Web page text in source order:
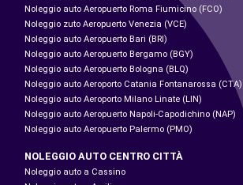
Noleggio auto Aeropuerto Roma Fiumicino (FCO)
Noleggio zuto Aeropuerto Venezia (VCE)
Noleggio auto Aeropuerto Bari (BRI)
Noleggio auto Aeropuerto Bergamo (BGY)
Noleggio auto Aeropuerto Bologna (BLQ)
Noleggio auto Aeroporto Catania Fontanarossa (CTA)
Noleggio auto Aeroporto Milano Linate (LIN)
Noleggio auto Aeropuerto Napoli-Capodichino (NAP)
Noleggio auto Aeropuerto Palermo (PMO)
NOLEGGIO AUTO CENTRO CITTÀ
Noleggio auto a Cassino